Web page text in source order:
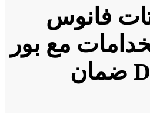
فانوس
مع بور
بنك من DLC ضمان